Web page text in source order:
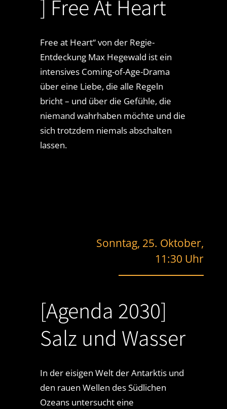
] Free At Heart
Free at Heart“ von der Regie-
Entdeckung Max Hegewald ist ein
intensives Coming-of-Age-Drama
über eine Liebe, die alle Regeln
bricht – und über die Gefühle, die
niemand wahrhaben möchte und die
sich trotzdem niemals abschalten
lassen.
Sonntag, 25. Oktober,
11:30 Uhr
[Agenda 2030]
Salz und Wasser
In der eisigen Welt der Antarktis und
den rauen Wellen des Südlichen
Ozeans untersucht eine